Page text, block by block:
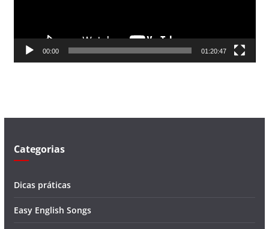
d
00:00 01:20:47
Categorias
Dicas práticas
Easy English Songs